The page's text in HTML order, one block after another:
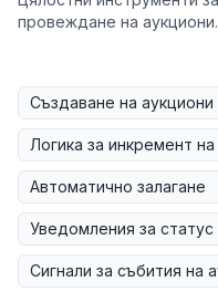
провеждане на аукциони.
Създаване на аукциони
Логика за инкремент на
Автоматично залагане
Уведомления за статус
Сигнали за събития на